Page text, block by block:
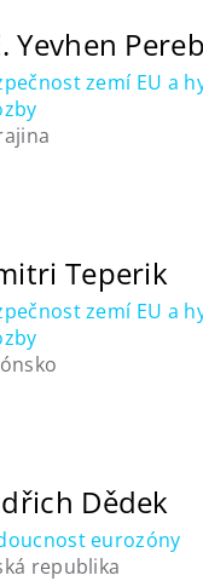
Yevhen
zemí EU a
Teperik
zemí EU a
Dědek
eurozóny
republika